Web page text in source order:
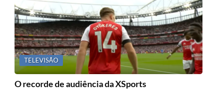
TELEVISÃO
O recorde de audiência da XSports